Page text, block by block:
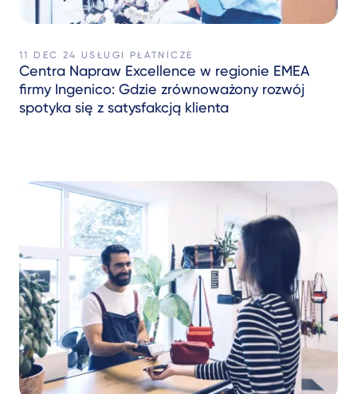
11 DEC 24 USŁUGI PŁATNICZE
Centra Napraw Excellence w regionie EMEA
firmy Ingenico: Gdzie zrównoważony rozwój
spotyka się z satysfakcją klienta